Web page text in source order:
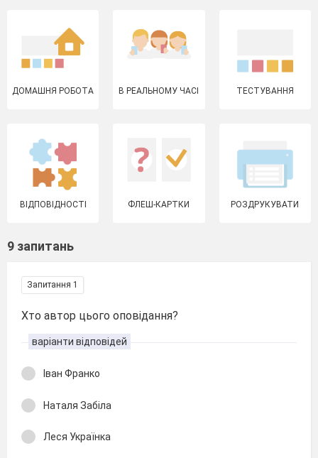
ДОМАШНЯ РОБОТА В РЕАЛЬНОМУ ЧАСІ ТЕСТУВАННЯ
ВІДПОВІДНОСТІ ФЛЕШ-КАРТКИ РОЗДРУКУВАТИ
9 запитань
Запитання 1
Хто автор цього оповідання?
варіанти відповідей
Іван Франко
Наталя Забіла
Леся Українка